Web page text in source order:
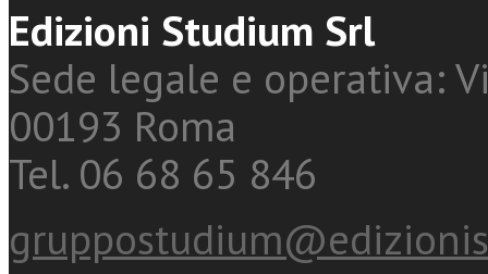
Edizioni Studium Srl
Sede legale e operativa:
00193 Roma
Tel. 06 68 65 846